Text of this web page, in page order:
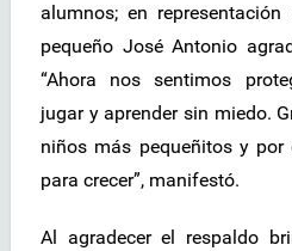
alumnos; en
pequeño José Antonio
“Ahora nos sentimos
jugar y aprender sin miedo.
niños más pequeñitos y
para crecer”, manifestó.
Al agradecer el respaldo